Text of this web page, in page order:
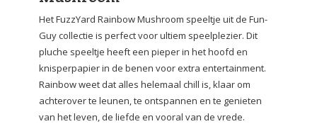
Het FuzzYard Rainbow Mushroom speeltje uit de Fun-
Guy collectie is perfect voor ultiem speelplezier. Dit
pluche speeltje heeft een pieper in het hoofd en
knisperpapier in de benen voor extra entertainment.
Rainbow weet dat alles helemaal chill is, klaar om
achterover te leunen, te ontspannen en te genieten
van het leven, de liefde en vooral van de vrede.